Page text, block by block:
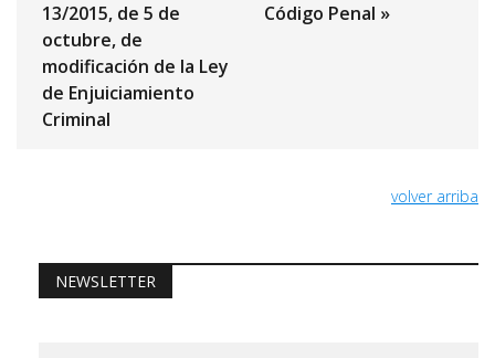
13/2015, de 5 de
octubre, de
modificación de la Ley
de Enjuiciamiento
Criminal
Código Penal »
volver arriba
NEWSLETTER